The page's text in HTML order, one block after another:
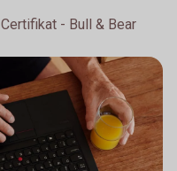
Certifikat - Bull & Bear